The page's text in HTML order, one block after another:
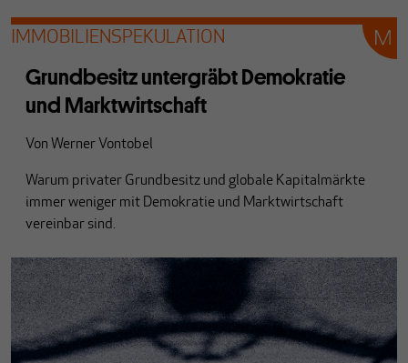
IMMOBILIENSPEKULATION
Grundbesitz untergräbt Demokratie
und Marktwirtschaft
Von Werner Vontobel
Warum privater Grundbesitz und globale Kapitalmärkte
immer weniger mit Demokratie und Marktwirtschaft
vereinbar sind.